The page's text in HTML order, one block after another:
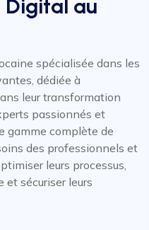
au
spécialisée dans les
dédiée à
leur transformation
passionnés et
gamme complète de
des professionnels et
leurs processus,
et sécuriser leurs